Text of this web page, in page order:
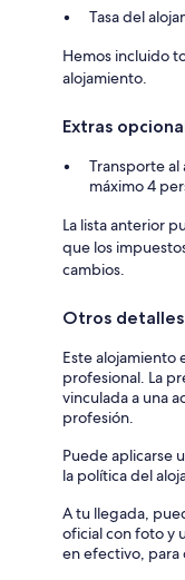
Tasa del
Hemos incluido
alojamiento.
Extras
Transporte al
máximo 4
La lista anterior
que los
cambios.
Otros detalles
Este
profesional. La
vinculada a una
profesión.
Puede aplicarse
la política del
A tu llegada,
oficial con foto y
en efectivo, para